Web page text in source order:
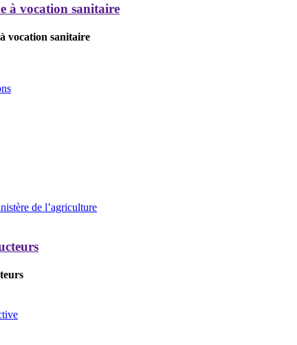
à vocation sanitaire
vocation sanitaire
de l’agriculture